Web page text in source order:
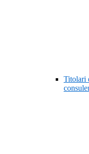
Titolari